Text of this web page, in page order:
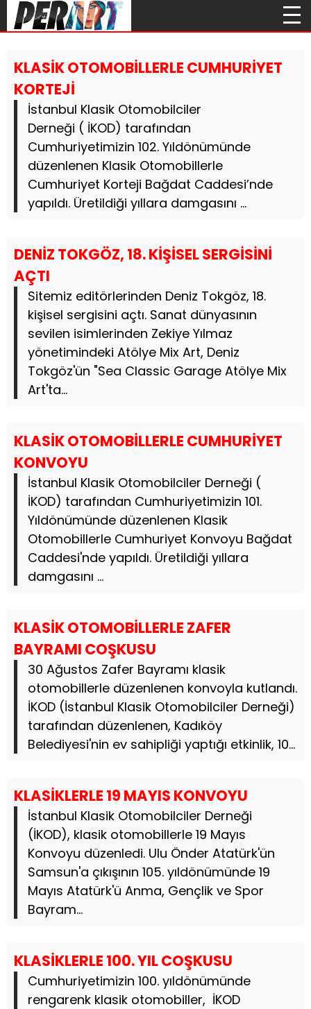
KLASİK OTOMOBİLLERLE CUMHURİYET
KORTEJİ
İstanbul Klasik Otomobilciler
Derneği ( İKOD) tarafından
Cumhuriyetimizin 102. Yıldönümünde
düzenlenen Klasik Otomobillerle
Cumhuriyet Korteji Bağdat Caddesi’nde
yapıldı. Üretildiği yıllara damgasını ...
DENİZ TOKGÖZ, 18. KİŞİSEL SERGİSİNİ
AÇTI
Sitemiz editörlerinden Deniz Tokgöz, 18.
kişisel sergisini açtı. Sanat dünyasının
sevilen isimlerinden Zekiye Yılmaz
yönetimindeki Atölye Mix Art, Deniz
Tokgöz'ün "Sea Classic Garage Atölye Mix
Art'ta...
KLASİK OTOMOBİLLERLE CUMHURİYET
KONVOYU
İstanbul Klasik Otomobilciler Derneği (
İKOD) tarafından Cumhuriyetimizin 101.
Yıldönümünde düzenlenen Klasik
Otomobillerle Cumhuriyet Konvoyu Bağdat
Caddesi'nde yapıldı. Üretildiği yıllara
damgasını ...
KLASİK OTOMOBİLLERLE ZAFER
BAYRAMI COŞKUSU
30 Ağustos Zafer Bayramı klasik
otomobillerle düzenlenen konvoyla kutlandı.
İKOD (İstanbul Klasik Otomobilciler Derneği)
tarafından düzenlenen, Kadıköy
Belediyesi'nin ev sahipliği yaptığı etkinlik, 10...
KLASİKLERLE 19 MAYIS KONVOYU
İstanbul Klasik Otomobilciler Derneği
(İKOD), klasik otomobillerle 19 Mayıs
Konvoyu düzenledi. Ulu Önder Atatürk'ün
Samsun'a çıkışının 105. yıldönümünde 19
Mayıs Atatürk'ü Anma, Gençlik ve Spor
Bayram...
KLASİKLERLE 100. YIL COŞKUSU
Cumhuriyetimizin 100. yıldönümünde
rengarenk klasik otomobiller, İKOD